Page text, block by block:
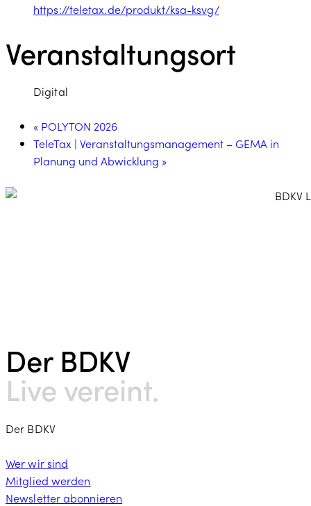
https://teletax.de/produkt/ksa-ksvg/
Veranstaltungsort
Digital
« POLYTON 2026
TeleTax | Veranstaltungsmanagement – GEMA in
Planung und Abwicklung »
Der BDKV​
Live vereint.
Der BDKV
Wer wir sind
Mitglied werden
Newsletter abonnieren